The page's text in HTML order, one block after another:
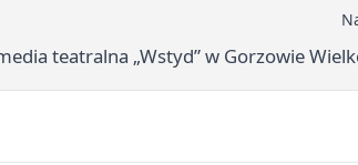
teatralna „Wstyd” w Gorzowie